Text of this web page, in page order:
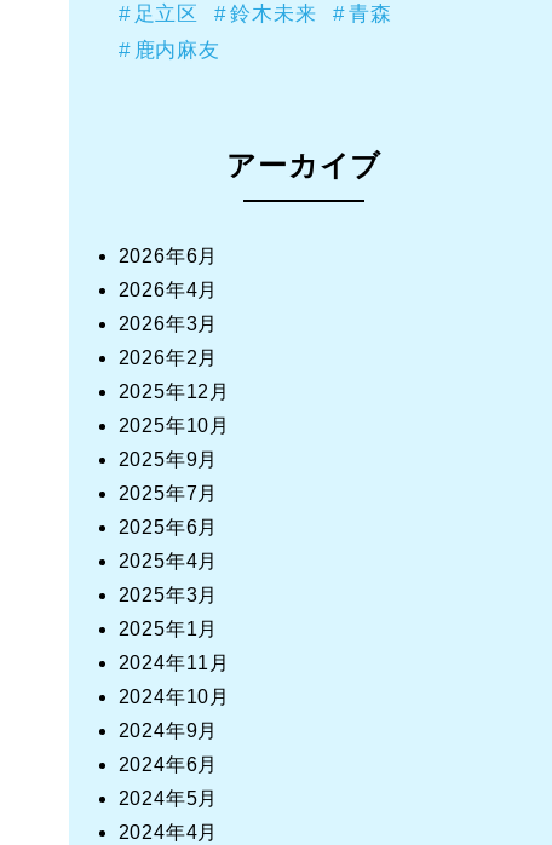
足立区
鈴木未来
青森
鹿内麻友
アーカイブ
2026年6月
2026年4月
2026年3月
2026年2月
2025年12月
2025年10月
2025年9月
2025年7月
2025年6月
2025年4月
2025年3月
2025年1月
2024年11月
2024年10月
2024年9月
2024年6月
2024年5月
2024年4月